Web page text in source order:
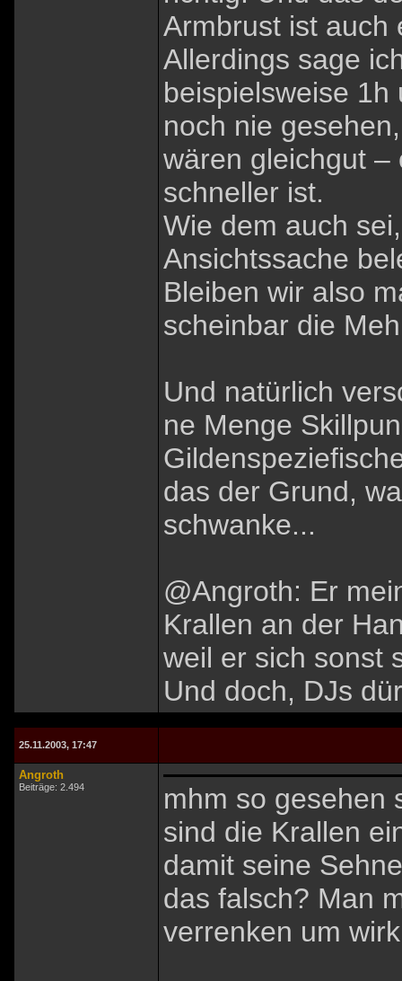
Armbrust ist auch
Allerdings sage
beispielsweise
noch nie
wären gleichgut –
schneller ist.
Wie dem auch
Ansichtssache
Bleiben wir also
scheinbar die
Und natürlich
ne Menge
das der Grund,
schwanke...
@Angroth: Er
Krallen an der
weil er sich sonst
Und doch, DJs
25.11.2003, 17:47
Angroth
Beiträge: 2.494
mhm so gesehen
sind die Krallen
damit seine
das falsch? Man
verrenken um